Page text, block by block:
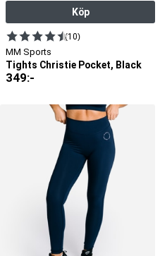
Köp
(10)
MM Sports
Tights Christie Pocket, Black
349:-